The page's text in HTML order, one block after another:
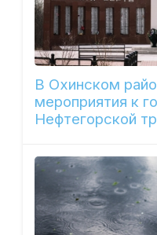
В Охинском
мероприятия к
Нефтегорской